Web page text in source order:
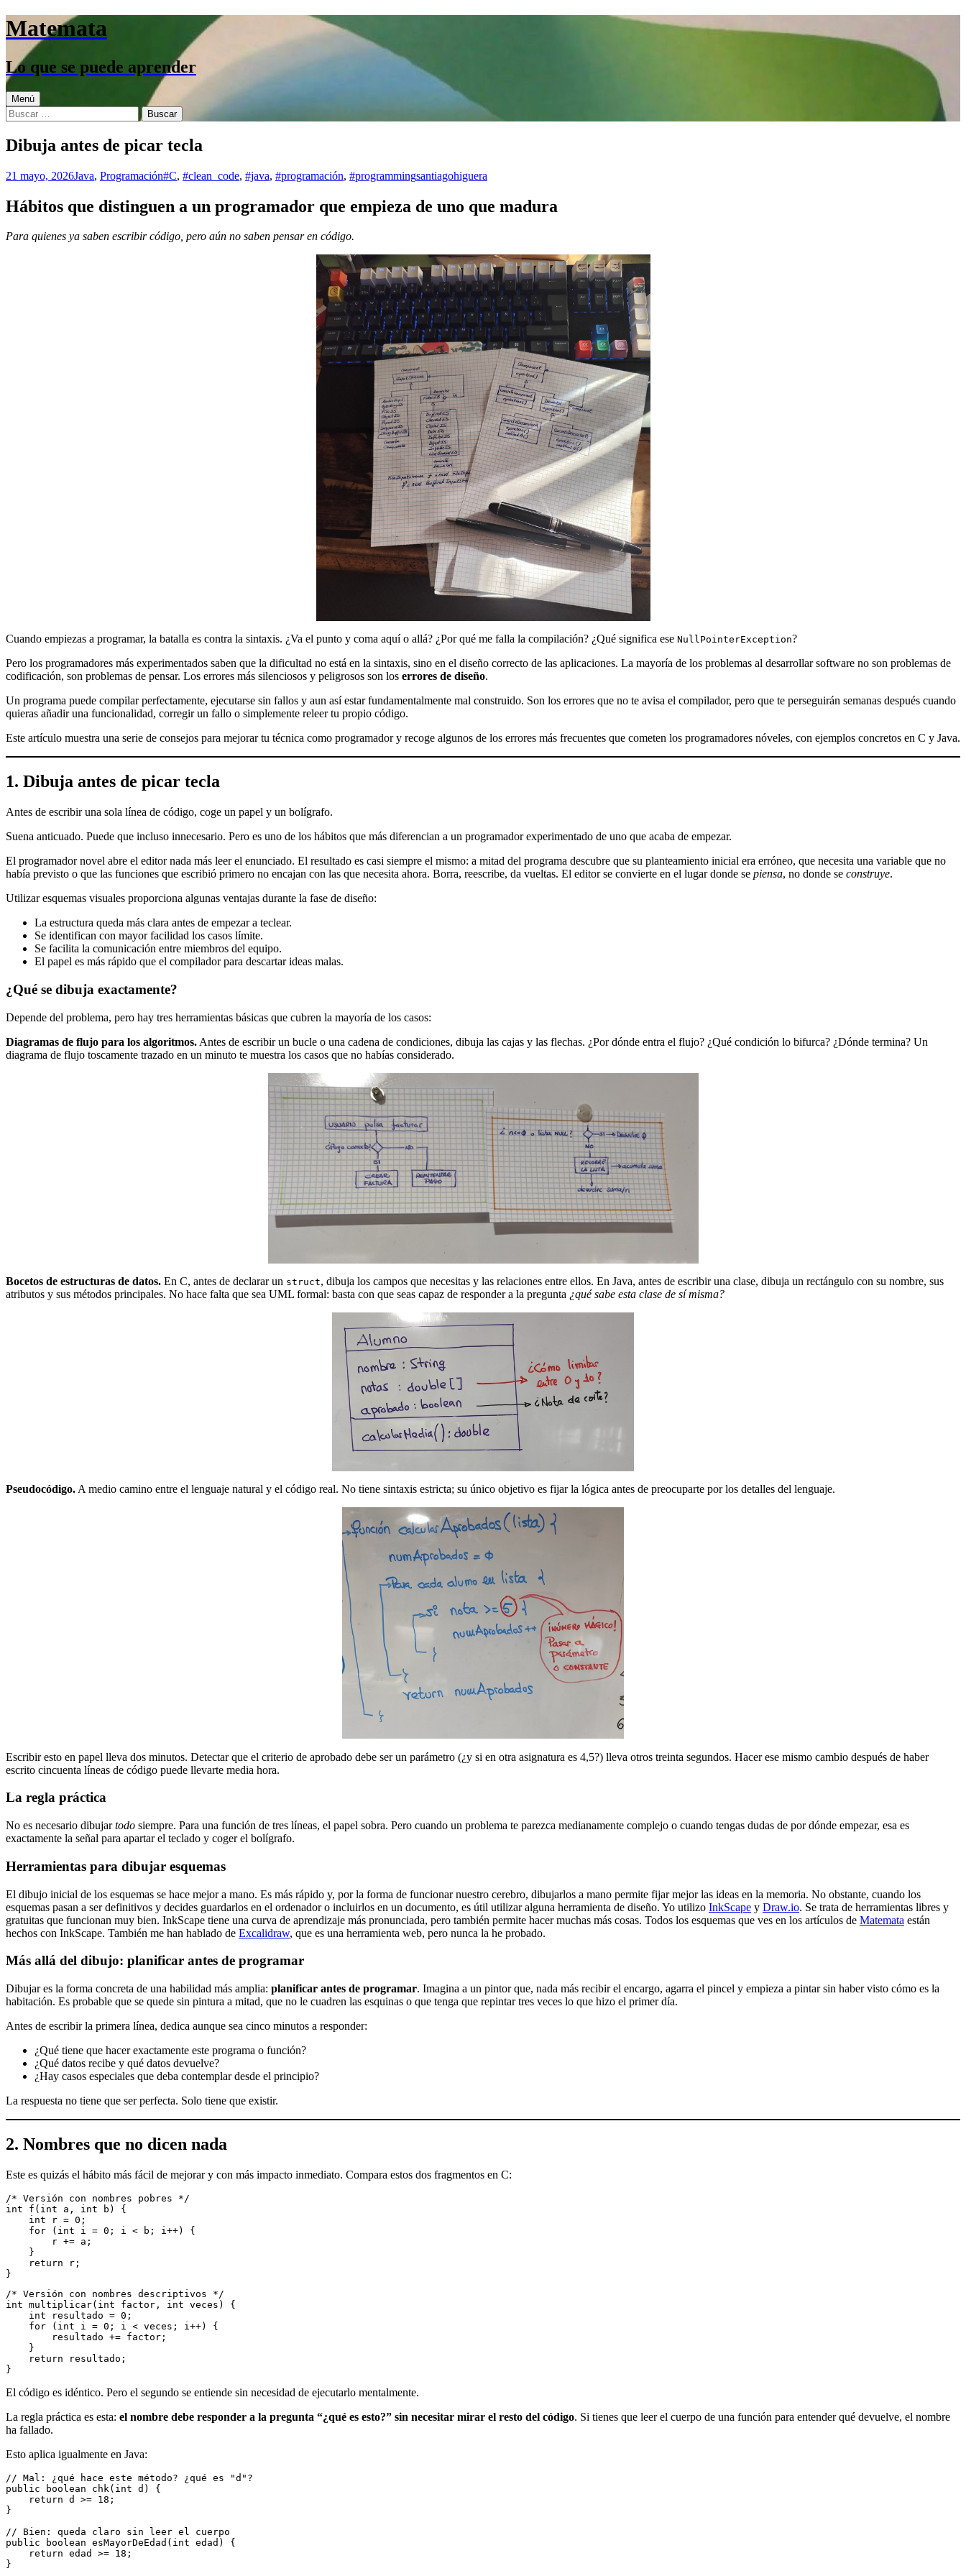
Saltar
al
contenido
Matemata
Lo que se puede aprender
Menú
Buscar:
Dibuja antes de picar tecla
21 mayo, 2026Java, Programación#C, #clean_code, #java, #programación, #programmingsantiagohiguera
Hábitos que distinguen a un programador que empieza de uno que madura
Para quienes ya saben escribir código, pero aún no saben pensar en código.
Cuando empiezas a programar, la batalla es contra la sintaxis. ¿Va el punto y coma aquí o allá? ¿Por qué me falla la compilación? ¿Qué significa ese NullPointerException?
Pero los programadores más experimentados saben que la dificultad no está en la sintaxis, sino en el diseño correcto de las aplicaciones. La mayoría de los problemas al desarrollar software no son problemas de
codificación, son problemas de pensar. Los errores más silenciosos y peligrosos son los errores de diseño.
Un programa puede compilar perfectamente, ejecutarse sin fallos y aun así estar fundamentalmente mal construido. Son los errores que no te avisa el compilador, pero que te perseguirán semanas después cuando
quieras añadir una funcionalidad, corregir un fallo o simplemente releer tu propio código.
Este artículo muestra una serie de consejos para mejorar tu técnica como programador y recoge algunos de los errores más frecuentes que cometen los programadores nóveles, con ejemplos concretos en C y Java.
1. Dibuja antes de picar tecla
Antes de escribir una sola línea de código, coge un papel y un bolígrafo.
Suena anticuado. Puede que incluso innecesario. Pero es uno de los hábitos que más diferencian a un programador experimentado de uno que acaba de empezar.
El programador novel abre el editor nada más leer el enunciado. El resultado es casi siempre el mismo: a mitad del programa descubre que su planteamiento inicial era erróneo, que necesita una variable que no
había previsto o que las funciones que escribió primero no encajan con las que necesita ahora. Borra, reescribe, da vueltas. El editor se convierte en el lugar donde se piensa, no donde se construye.
Utilizar esquemas visuales proporciona algunas ventajas durante la fase de diseño:
La estructura queda más clara antes de empezar a teclear.
Se identifican con mayor facilidad los casos límite.
Se facilita la comunicación entre miembros del equipo.
El papel es más rápido que el compilador para descartar ideas malas.
¿Qué se dibuja exactamente?
Depende del problema, pero hay tres herramientas básicas que cubren la mayoría de los casos:
Diagramas de flujo para los algoritmos. Antes de escribir un bucle o una cadena de condiciones, dibuja las cajas y las flechas. ¿Por dónde entra el flujo? ¿Qué condición lo bifurca? ¿Dónde termina? Un
diagrama de flujo toscamente trazado en un minuto te muestra los casos que no habías considerado.
Bocetos de estructuras de datos. En C, antes de declarar un struct, dibuja los campos que necesitas y las relaciones entre ellos. En Java, antes de escribir una clase, dibuja un rectángulo con su nombre, sus
atributos y sus métodos principales. No hace falta que sea UML formal: basta con que seas capaz de responder a la pregunta ¿qué sabe esta clase de sí misma?
Pseudocódigo. A medio camino entre el lenguaje natural y el código real. No tiene sintaxis estricta; su único objetivo es fijar la lógica antes de preocuparte por los detalles del lenguaje.
Escribir esto en papel lleva dos minutos. Detectar que el criterio de aprobado debe ser un parámetro (¿y si en otra asignatura es 4,5?) lleva otros treinta segundos. Hacer ese mismo cambio después de haber
escrito cincuenta líneas de código puede llevarte media hora.
La regla práctica
No es necesario dibujartodo siempre. Para una función de tres líneas, el papel sobra. Pero cuando un problema te parezca medianamente complejo o cuando tengas dudas de por dónde empezar, esa es
exactamente la señal para apartar el teclado y coger el bolígrafo.
Herramientas para dibujar esquemas
El dibujo inicial de los esquemas se hace mejor a mano. Es más rápido y, por la forma de funcionar nuestro cerebro, dibujarlos a mano permite fijar mejor las ideas en la memoria. No obstante, cuando los
esquemas pasan a ser definitivos y decides guardarlos en el ordenador o incluirlos en un documento, es útil utilizar alguna herramienta de diseño. Yo utilizo InkScape y Draw.io. Se trata de herramientas libres y
gratuitas que funcionan muy bien. InkScape tiene una curva de aprendizaje más pronunciada, pero también permite hacer muchas más cosas. Todos los esquemas que ves en los artículos de Matemata están
hechos con InkScape. También me han hablado de Excalidraw, que es una herramienta web, pero nunca la he probado.
Más allá del dibujo: planificar antes de programar
Dibujar es la forma concreta de una habilidad más amplia: planificar antes de programar. Imagina a un pintor que, nada más recibir el encargo, agarra el pincel y empieza a pintar sin haber visto cómo es la
habitación. Es probable que se quede sin pintura a mitad, que no le cuadren las esquinas o que tenga que repintar tres veces lo que hizo el primer día.
Antes de escribir la primera línea, dedica aunque sea cinco minutos a responder:
¿Qué tiene que hacer exactamente este programa o función?
¿Qué datos recibe y qué datos devuelve?
¿Hay casos especiales que deba contemplar desde el principio?
La respuesta no tiene que ser perfecta. Solo tiene que existir.
2. Nombres que no dicen nada
Este es quizás el hábito más fácil de mejorar y con más impacto inmediato. Compara estos dos fragmentos en C:
/* Versión con nombres pobres */
int f(int a, int b) {
int r = 0;
for (int i = 0; i < b; i++) {
r += a;
}
return r;
}
/* Versión con nombres descriptivos */
int multiplicar(int factor, int veces) {
int resultado = 0;
for (int i = 0; i < veces; i++) {
resultado += factor;
}
return resultado;
}
El código es idéntico. Pero el segundo se entiende sin necesidad de ejecutarlo mentalmente.
La regla práctica es esta: el nombre debe responder a la pregunta “¿qué es esto?” sin necesitar mirar el resto del código. Si tienes que leer el cuerpo de una función para entender qué devuelve, el nombre
ha fallado.
Esto aplica igualmente en Java:
// Mal: ¿qué hace este método? ¿qué es "d"?
public boolean chk(int d) {
return d >= 18;
}
// Bien: queda claro sin leer el cuerpo
public boolean esMayorDeEdad(int edad) {
return edad >= 18;
}